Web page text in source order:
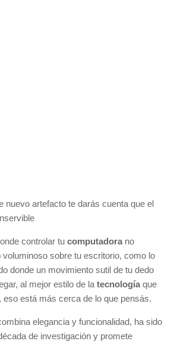
nuevo artefacto te darás cuenta que el
controlar tu computadora no
voluminoso sobre tu escritorio, como lo
donde un movimiento sutil de tu dedo
al mejor estilo de la tecnología que
eso está más cerca de lo que pensás.
elegancia y funcionalidad, ha sido
de investigación y promete